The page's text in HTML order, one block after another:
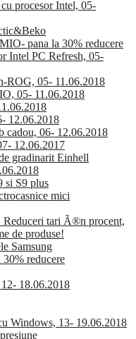
procesor Intel, 05-
pana la 30% reducere
Intel PC Refresh, 05-
ROG, 05- 11.06.2018
05- 11.06.2018
12.06.2018
06- 12.06.2018
12.06.2017
gradinarit Einhell
si S9 plus
mici
Reduceri tari Ã®n procent,
de produse!
Samsung
reducere
18.06.2018
Windows, 13- 19.06.2018